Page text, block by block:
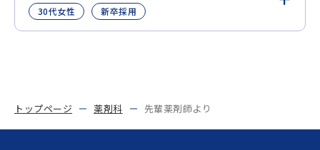
30代⼥性 新卒採⽤
トップページ 薬剤科 先輩薬剤師より